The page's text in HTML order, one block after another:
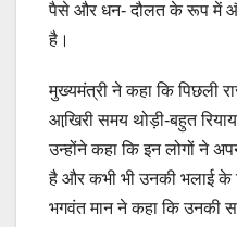
पैसे और धन- दौलत के रूप में
है।
मुख्यमंत्री ने कहा कि पिछली
आखि़री समय थोड़ी-बहुत
उन्होंने कहा कि इन लोगों ने
है और कभी भी उनकी भलाई के
भगवंत मान ने कहा कि उनकी